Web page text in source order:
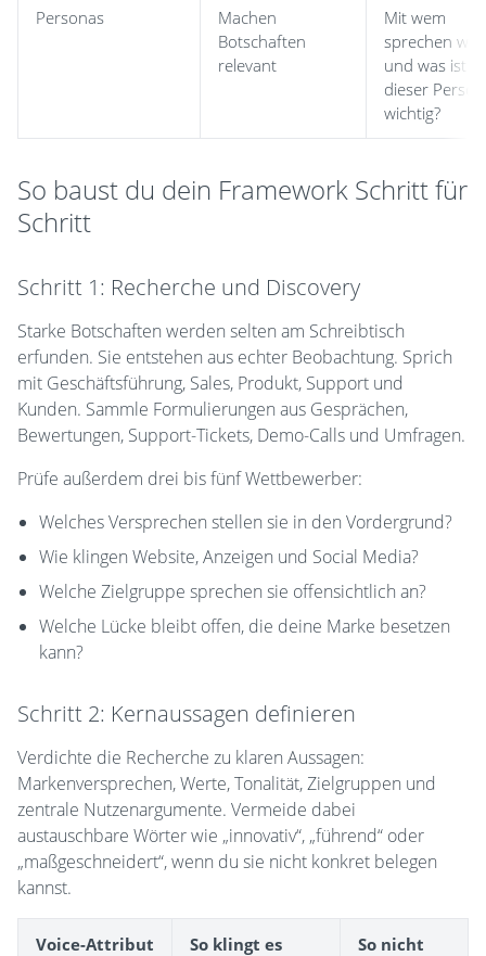
Personas
Machen
Botschaften
relevant
Mit wem
sprechen wir
und was ist
dieser Person
wichtig?
So baust du dein Framework Schritt für
Schritt
Schritt 1: Recherche und Discovery
Starke Botschaften werden selten am Schreibtisch
erfunden. Sie entstehen aus echter Beobachtung. Sprich
mit Geschäftsführung, Sales, Produkt, Support und
Kunden. Sammle Formulierungen aus Gesprächen,
Bewertungen, Support-Tickets, Demo-Calls und Umfragen.
Prüfe außerdem drei bis fünf Wettbewerber:
Welches Versprechen stellen sie in den Vordergrund?
Wie klingen Website, Anzeigen und Social Media?
Welche Zielgruppe sprechen sie offensichtlich an?
Welche Lücke bleibt offen, die deine Marke besetzen
kann?
Schritt 2: Kernaussagen definieren
Verdichte die Recherche zu klaren Aussagen:
Markenversprechen, Werte, Tonalität, Zielgruppen und
zentrale Nutzenargumente. Vermeide dabei
austauschbare Wörter wie „innovativ“, „führend“ oder
„maßgeschneidert“, wenn du sie nicht konkret belegen
kannst.
Voice-Attribut So klingt es So nicht